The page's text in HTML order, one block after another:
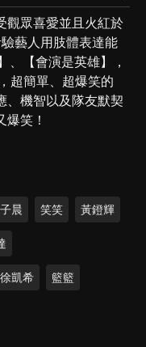
觀眾喜愛並且火紅於
藝人用肢體表達能
、【會演是英雄】，
超簡單、超爆笑的
、機智以及隊友默契
笑！
晨 笑笑 黃鐙輝
徐凱希 籃籃